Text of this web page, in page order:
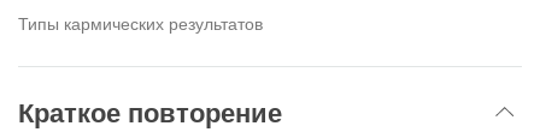
Типы кармических результатов
Краткое повторение